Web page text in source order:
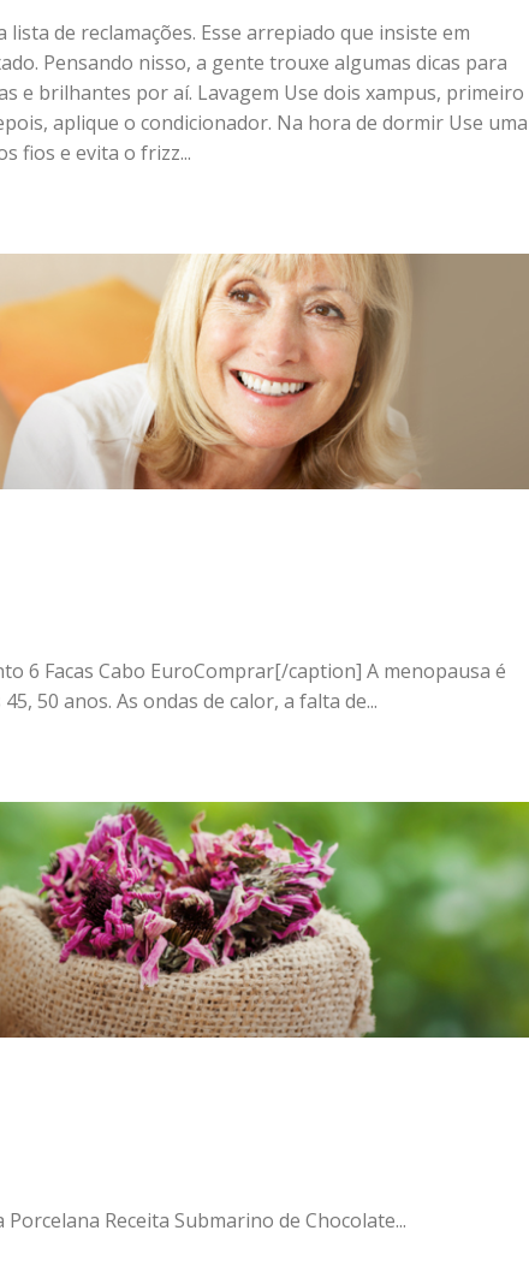
de reclamações. Esse arrepiado que insiste em
Pensando nisso, a gente trouxe algumas dicas para
e brilhantes por aí. Lavagem Use dois xampus, primeiro
aplique o condicionador. Na hora de dormir Use uma
fios e evita o frizz...
6 Facas Cabo EuroComprar[/caption] A menopausa é
50 anos. As ondas de calor, a falta de...
Receita Submarino de Chocolate...